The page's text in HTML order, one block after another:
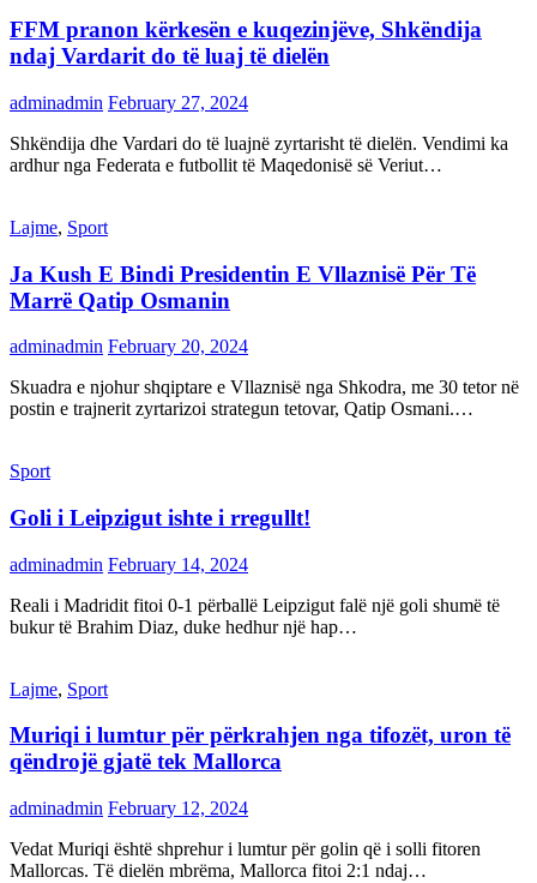
FFM pranon kërkesën e kuqezinjëve, Shkëndija
ndaj Vardarit do të luaj të dielën
adminadmin February 27, 2024
Shkëndija dhe Vardari do të luajnë zyrtarisht të dielën. Vendimi ka
ardhur nga Federata e futbollit të Maqedonisë së Veriut…
Lajme, Sport
Ja Kush E Bindi Presidentin E Vllaznisë Për Të
Marrë Qatip Osmanin
adminadmin February 20, 2024
Skuadra e njohur shqiptare e Vllaznisë nga Shkodra, me 30 tetor në
postin e trajnerit zyrtarizoi strategun tetovar, Qatip Osmani.…
Sport
Goli i Leipzigut ishte i rregullt!
adminadmin February 14, 2024
Reali i Madridit fitoi 0-1 përballë Leipzigut falë një goli shumë të
bukur të Brahim Diaz, duke hedhur një hap…
Lajme, Sport
Muriqi i lumtur për përkrahjen nga tifozët, uron të
qëndrojë gjatë tek Mallorca
adminadmin February 12, 2024
Vedat Muriqi është shprehur i lumtur për golin që i solli fitoren
Mallorcas. Të dielën mbrëma, Mallorca fitoi 2:1 ndaj…